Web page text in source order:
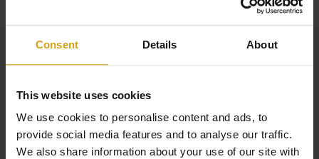
Consent Details About
This website uses cookies
We use cookies to personalise content and ads, to
provide social media features and to analyse our traffic.
We also share information about your use of our site with
Rechtliche und administrative Unterstützung
Sehen Sie sich unsere Auswahl an der
Costa Cálida an